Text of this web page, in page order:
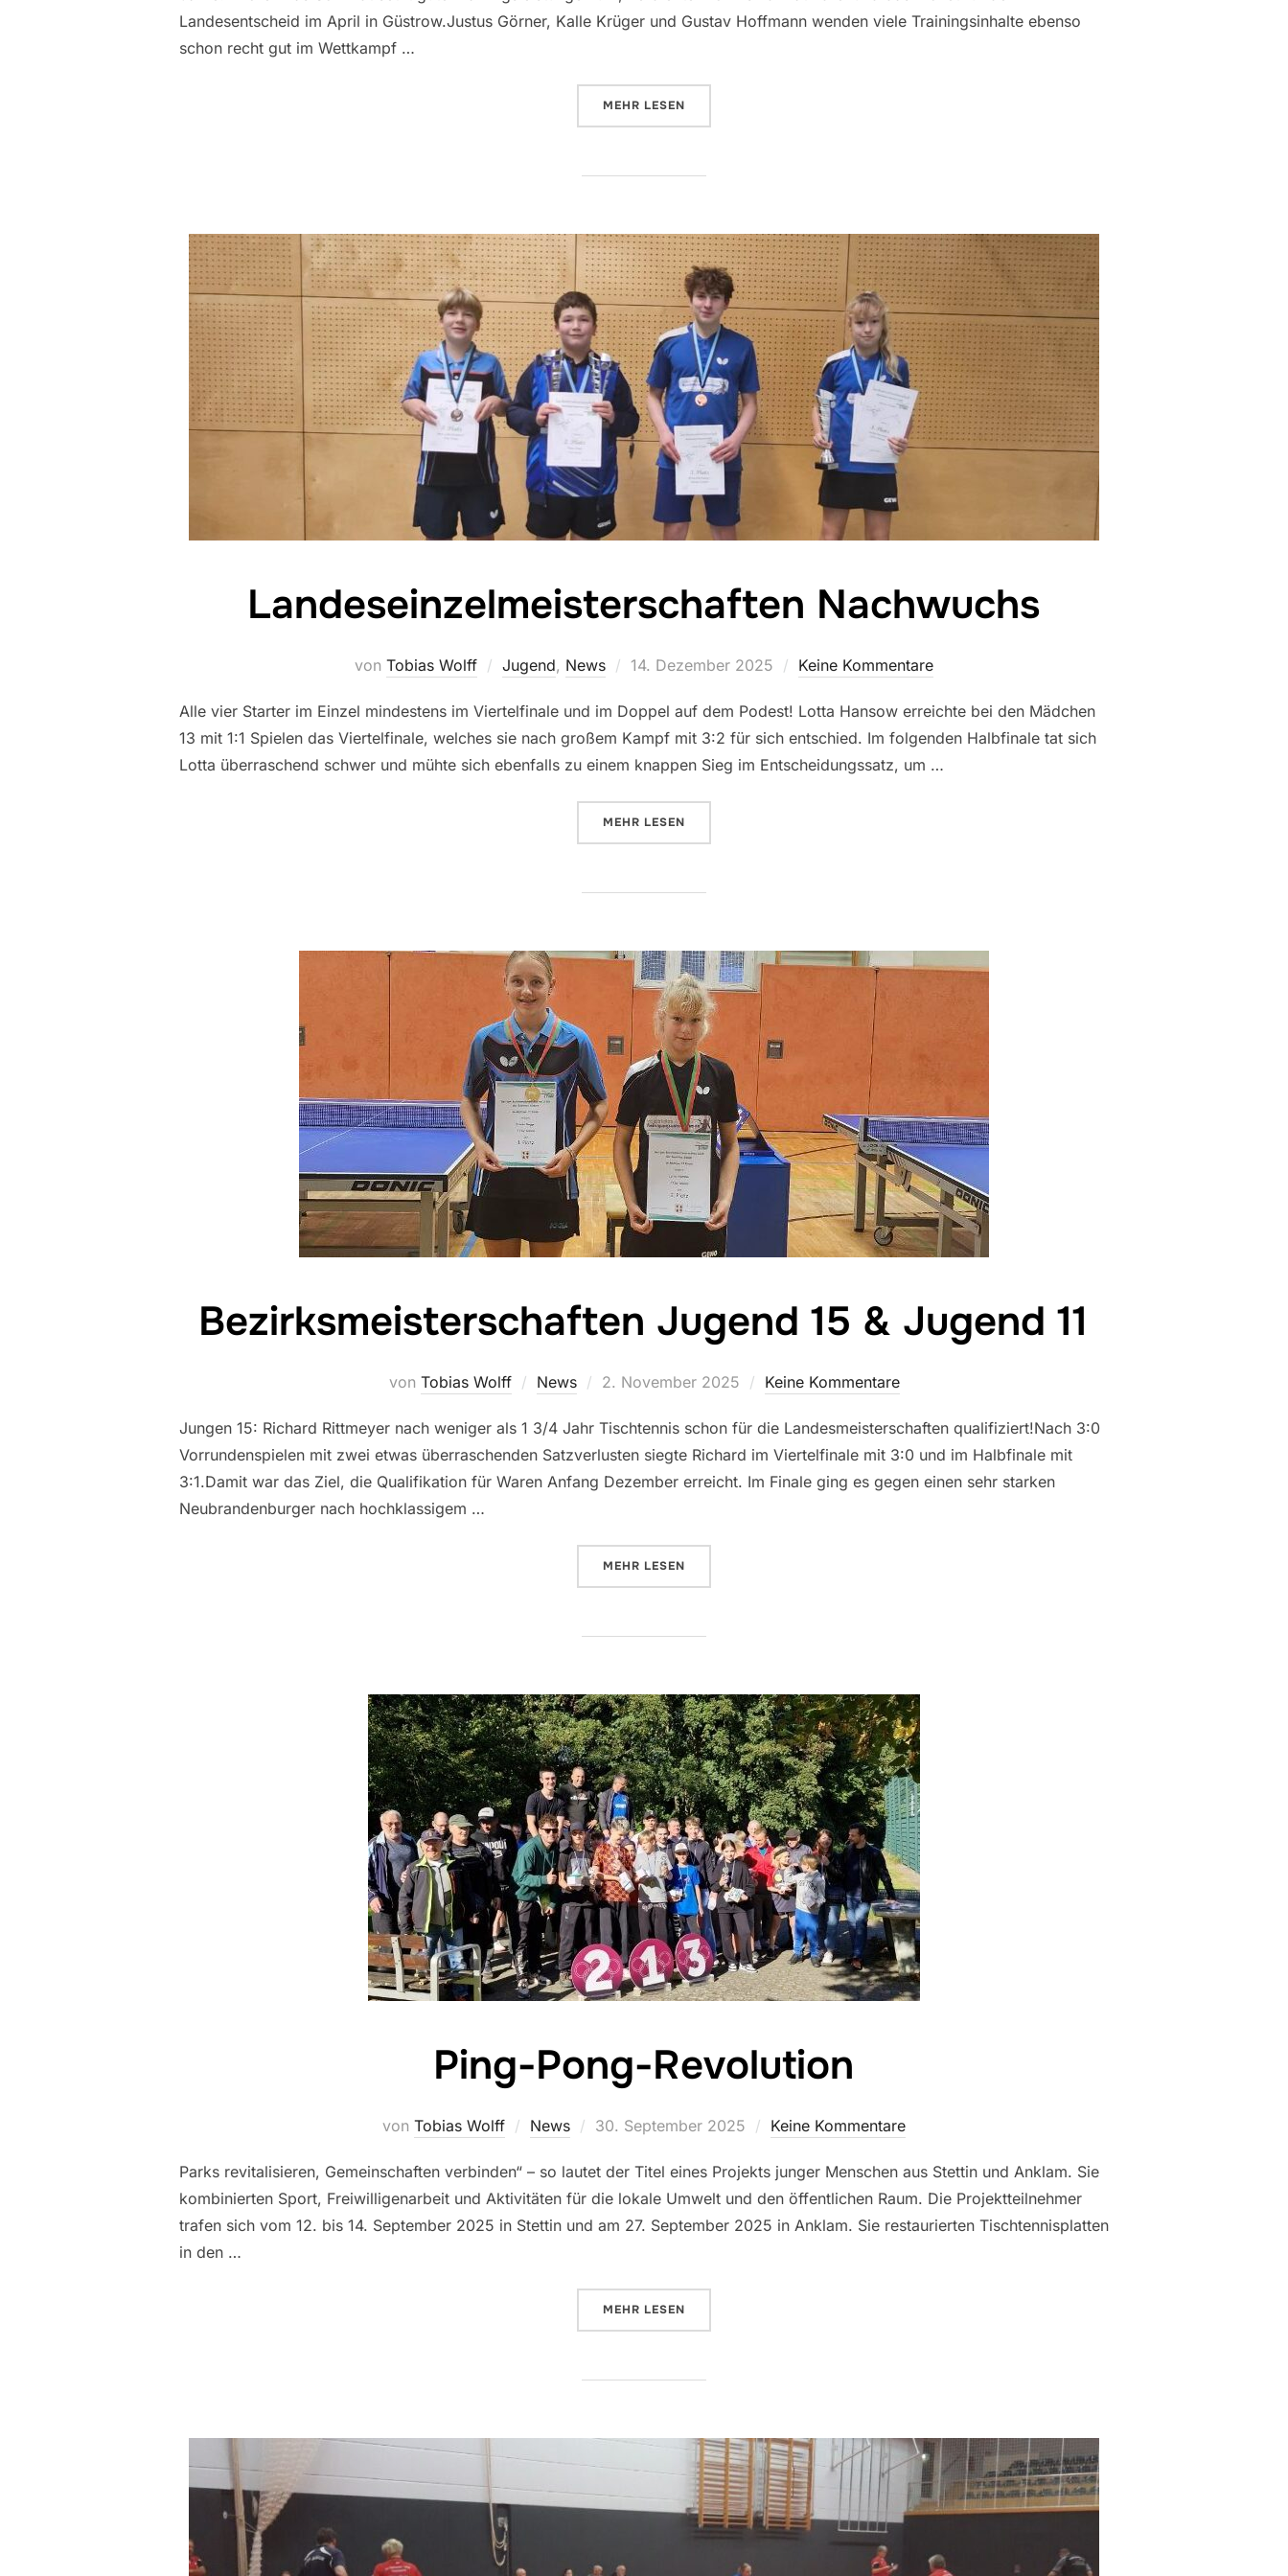
Landesentscheid im April in Güstrow.Justus Görner, Kalle Krüger und Gustav Hoffmann wenden viele Trainingsinhalte ebenso
schon recht gut im Wettkampf …
MEHR ÜBER „KREISFINALE MINI-MEISTERSCHAFTEN“
LESEN
Landeseinzelmeisterschaften Nachwuchs
von Tobias Wolff Jugend, News
Veröffentlicht
14. Dezember 2025 Keine Kommentare
Alle vier Starter im Einzel mindestens im Viertelfinale und im Doppel auf dem Podest! Lotta Hansow erreichte bei den Mädchen
13 mit 1:1 Spielen das Viertelfinale, welches sie nach großem Kampf mit 3:2 für sich entschied. Im folgenden Halbfinale tat sich
Lotta überraschend schwer und mühte sich ebenfalls zu einem knappen Sieg im Entscheidungssatz, um …
MEHR ÜBER „LANDESEINZELMEISTERSCHAFTEN NACHWUCHS“
LESEN
Bezirksmeisterschaften Jugend 15 & Jugend 11
von Tobias Wolff News
Veröffentlicht
2. November 2025 Keine Kommentare
Jungen 15: Richard Rittmeyer nach weniger als 1 3/4 Jahr Tischtennis schon für die Landesmeisterschaften qualifiziert!Nach 3:0
Vorrundenspielen mit zwei etwas überraschenden Satzverlusten siegte Richard im Viertelfinale mit 3:0 und im Halbfinale mit
3:1.Damit war das Ziel, die Qualifikation für Waren Anfang Dezember erreicht. Im Finale ging es gegen einen sehr starken
Neubrandenburger nach hochklassigem …
MEHR ÜBER „BEZIRKSMEISTERSCHAFTEN JUGEND 15 & JUGEND 11“
LESEN
Ping-Pong-Revolution
von Tobias Wolff News
Veröffentlicht
30. September 2025 Keine Kommentare
Parks revitalisieren, Gemeinschaften verbinden“ – so lautet der Titel eines Projekts junger Menschen aus Stettin und Anklam. Sie
kombinierten Sport, Freiwilligenarbeit und Aktivitäten für die lokale Umwelt und den öffentlichen Raum. Die Projektteilnehmer
trafen sich vom 12. bis 14. September 2025 in Stettin und am 27. September 2025 in Anklam. Sie restaurierten Tischtennisplatten
in den …
MEHR ÜBER „PING-PONG-REVOLUTION“
LESEN